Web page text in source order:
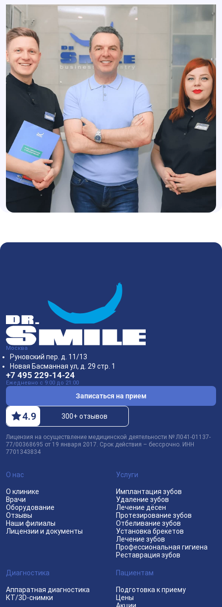
Москва
Руновский пер. д. 11/13
Новая Басманная ул, д. 29 стр. 1
+7 495 229-14-24
Ежедневно с 9:00 до 21:00
Записаться на прием
4.9 300+ отзывов
Лицензия на осуществление медицинской деятельности № Л041-01137-
77/00368695 от 19 января 2017. Срок действия – бессрочно. ИНН
7701343834
О нас
О клинике
Врачи
Оборудование
Отзывы
Наши филиалы
Лицензии и документы
Диагностика
Аппаратная диагностика
КТ/3D-снимки
Пациентам
Подготовка к приему
Цены
Услуги
Имплантация зубов
Удаление зубов
Лечение дёсен
Протезирование зубов
Отбеливание зубов
Установка брекетов
Лечение зубов
Профессиональная гигиена
Реставрация зубов